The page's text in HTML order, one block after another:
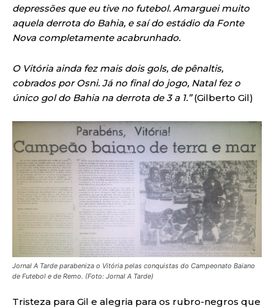
depressões que eu tive no futebol. Amarguei muito
aquela derrota do Bahia, e saí do estádio da Fonte
Nova completamente acabrunhado.
O Vitória ainda fez mais dois gols, de pênaltis,
cobrados por Osni. Já no final do jogo, Natal fez o
único gol do Bahia na derrota de 3 a 1.”(Gilberto Gil)
Jornal A Tarde parabeniza o Vitória pelas conquistas do Campeonato Baiano
de Futebol e de Remo. (Foto: Jornal A Tarde)
Tristeza para Gil e alegria para os rubro-negros que